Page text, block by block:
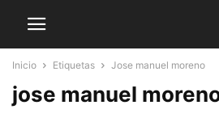
Inicio Etiquetas Jose manuel moreno
jose manuel